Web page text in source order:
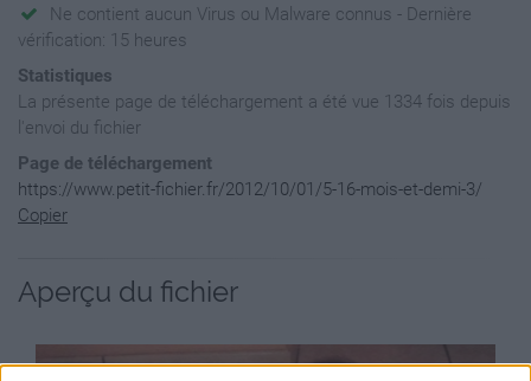
Ne contient aucun Virus ou Malware connus - Dernière
vérification: 15 heures
Statistiques
La présente page de téléchargement a été vue 1334 fois depuis
l'envoi du fichier
Page de téléchargement
https://www.petit-fichier.fr/2012/10/01/5-16-mois-et-demi-3/
Copier
Aperçu du fichier